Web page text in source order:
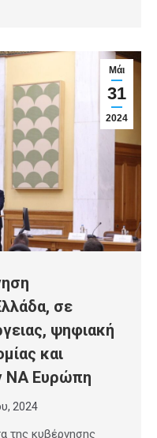
Μάι
31
2024
σε
ψηφιακή
και
ΝΑ Ευρώπη
2024
της κυβέρνησης